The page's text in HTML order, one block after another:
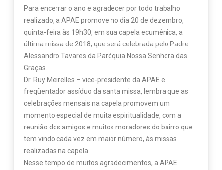
Para encerrar o ano e agradecer por todo trabalho
realizado, a APAE promove no dia 20 de dezembro,
quinta-feira às 19h30, em sua capela ecumênica, a
última missa de 2018, que será celebrada pelo Padre
Alessandro Tavares da Paróquia Nossa Senhora das
Graças.
Dr. Ruy Meirelles – vice-presidente da APAE e
freqüentador assíduo da santa missa, lembra que as
celebrações mensais na capela promovem um
momento especial de muita espiritualidade, com a
reunião dos amigos e muitos moradores do bairro que
tem vindo cada vez em maior número, às missas
realizadas na capela.
Nesse tempo de muitos agradecimentos, a APAE